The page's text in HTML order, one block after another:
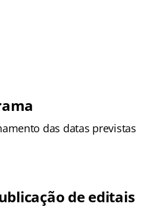
das datas previstas
de editais